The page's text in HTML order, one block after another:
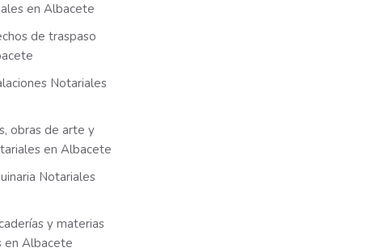
en Albacete
de traspaso
Notariales
obras de arte y
en Albacete
Notariales
y materias
en Albacete